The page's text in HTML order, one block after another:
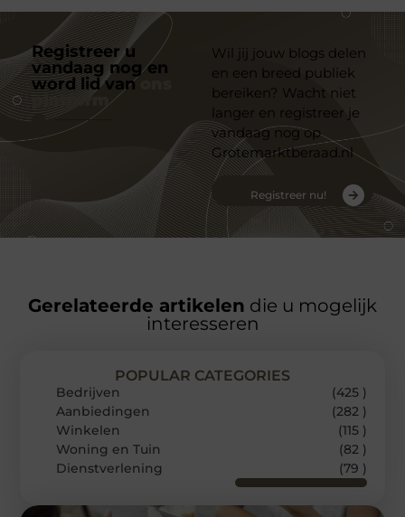
Registreer u
vandaag nog en
word lid van
platform
Wil jij jouw blogs delen
en een breed publiek
bereiken? Wacht niet
langer en registreer je
vandaag nog op
Grotemarktberaad.nl
Registreer nu!
Gerelateerde artikelen die u mogelijk
interesseren
POPULAR CATEGORIES
Bedrijven
(425 )
Aanbiedingen
(282 )
Winkelen
(115 )
Woning en Tuin
(82 )
Dienstverlening
(79 )